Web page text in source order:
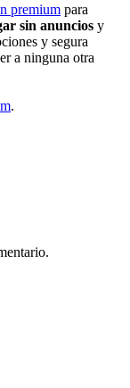
premium para
sin anuncios y
y segura
a ninguna otra
.